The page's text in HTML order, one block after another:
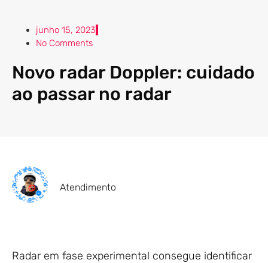
junho 15, 2023
No Comments
Novo radar Doppler: cuidado
ao passar no radar
Atendimento
Radar em fase experimental consegue identificar